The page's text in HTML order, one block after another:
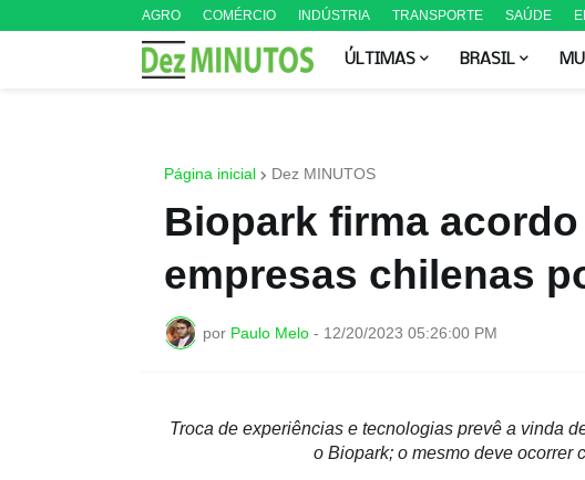
AGRO COMÉRCIO INDÚSTRIA TRANSPORTE SAÚDE
ÚLTIMAS BRASIL
Página inicial Dez MINUTOS
Biopark firma
empresas chilenas
por Paulo Melo - 12/20/2023 05:26:00 PM
Troca de experiências e tecnologias prevê a vinda
o Biopark; o mesmo deve ocorrer